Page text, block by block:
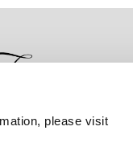
please visit